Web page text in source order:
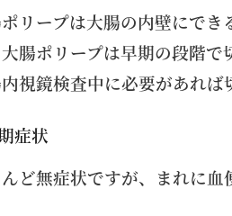
リープは大腸の内壁にでき
腸ポリープは早期の段階で
視鏡検査中に必要があれば
症状
ど無症状ですが、まれに血